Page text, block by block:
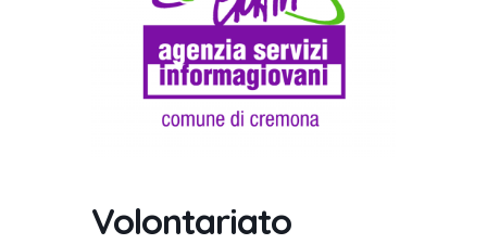
Volontariato